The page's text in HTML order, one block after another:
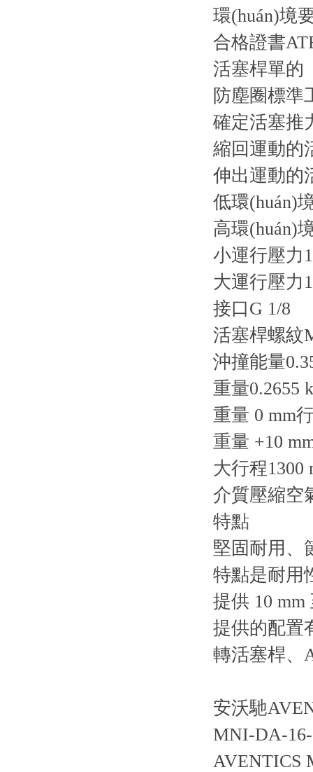
環(huán)境
合格證書
活塞桿單的
防塵圈標準
確定活塞推
縮回運動的
伸出運動的
低環(huán)
高環(huán)
小運行壓力
大運行壓力
接口G 1/8
活塞桿螺紋
沖撞能量
重量0.2655
重量 0 mm
重量 +10
大行程1300
介質壓縮空
特點
堅固耐用、
特點是耐用
提供 10 mm
提供的配置
轉活塞桿、
安沃馳
MNI-DA-16-
AVENTICS